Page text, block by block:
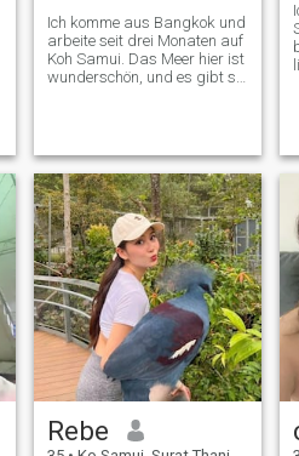
Ich komme aus Bangkok und
arbeite seit drei Monaten auf
Koh Samui. Das Meer hier ist
wunderschön, und es gibt so
ich mein Leben auf Koh
Samui verbringen kann. Ein
pensionierter Mann, oder ein
Mann, der seinen Ruhestand
in Thailand verbringen will,
lassen Sie uns reden.
Rebe